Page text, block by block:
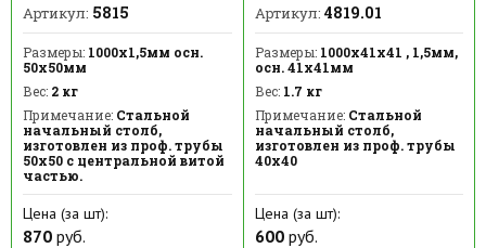
Артикул: 5815
Размеры: 1000х1,5мм осн.
50х50мм
Вес: 2 кг
Примечание: Стальной
начальный столб,
изготовлен из проф. трубы
50х50 с центральной витой
частью.
Цена (за шт):
870 руб.
Артикул: 4819.01
Размеры:1000х41х41 , 1,5мм,
осн. 41х41мм
Вес:1.7 кг
Примечание:Стальной
начальный столб,
изготовлен из проф. трубы
40х40
Цена (за шт):
600руб.